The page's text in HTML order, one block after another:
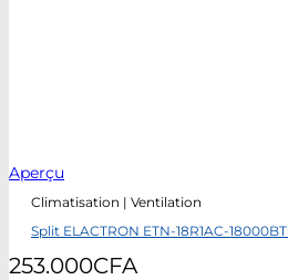
Aperçu
Climatisation | Ventilation
Split ELACTRON ETN-18R1AC-
253.000CFA